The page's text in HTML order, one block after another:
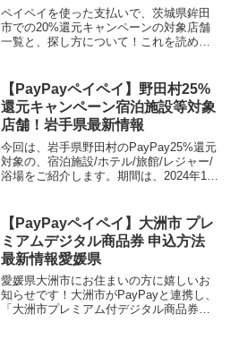
ペイペイを使った支払いで、茨城県鉾田
市での20%還元キャンペーンの対象店舗
一覧と、探し方について！これを読め
ーン！」の、対象店舗と探し方がわかり
ます。(func...
【PayPayペイペイ】野田村25%
還元キャンペーン宿泊施設等対象
店舗！岩手県最新情報
今回は、岩手県野田村のPayPay25%還元
対象の、宿泊施設/ホテル/旅館/レジャー/
浴場をご紹介します。期間は、2024年11
59分まで...
【PayPayペイペイ】大洲市 プレ
ミアムデジタル商品券 申込方法
最新情報愛媛県
愛媛県大洲市にお住まいの方に嬉しいお
知らせです！大洲市がPayPayと連携し、
「大洲市プレミアム付デジタル商品券」